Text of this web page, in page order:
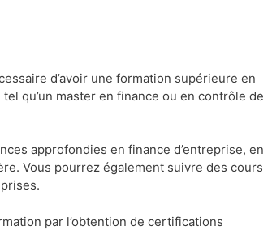
d’avoir une formation supérieure en
qu’un master en finance ou en contrôle de
approfondies en finance d’entreprise, en
Vous pourrez également suivre des cours
par l’obtention de certifications